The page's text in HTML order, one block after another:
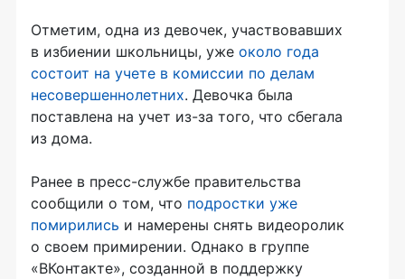
Отметим, одна из девочек, участвовавших
в избиении школьницы, уже около года
состоит на учете в комиссии по делам
несовершеннолетних. Девочка была
поставлена на учет из-за того, что сбегала
из дома.
Ранее в пресс-службе правительства
сообщили о том, что подростки уже
помирились и намерены снять видеоролик
о своем примирении. Однако в группе
«ВКонтакте», созданной в поддержку